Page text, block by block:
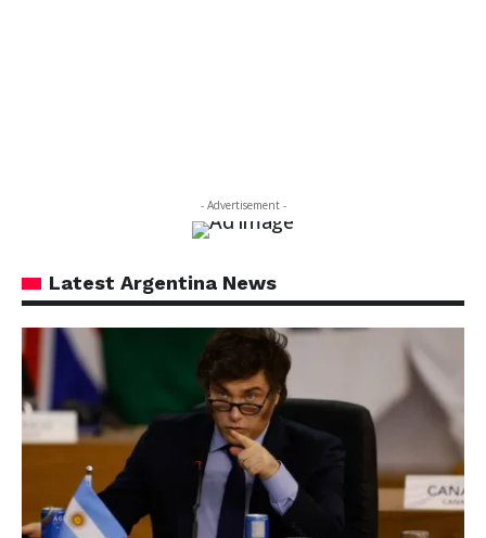
- Advertisement -
Latest Argentina News